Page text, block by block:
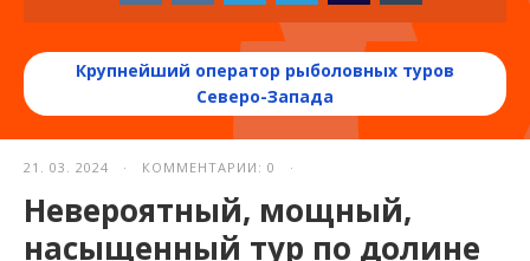
Крупнейший оператор рыболовных туров
Северо-Запада
21. 03. 2024 · КОММЕНТАРИИ: 0 ·
Невероятный, мощный,
насыщенный тур по долине